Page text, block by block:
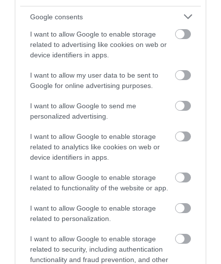
Google consents
I want to allow Google to enable storage
related to advertising like cookies on web or
device identifiers in apps.
I want to allow my user data to be sent to
Google for online advertising purposes.
I want to allow Google to send me
personalized advertising.
I want to allow Google to enable storage
related to analytics like cookies on web or
device identifiers in apps.
I want to allow Google to enable storage
related to functionality of the website or app.
I want to allow Google to enable storage
related to personalization.
I want to allow Google to enable storage
related to security, including authentication
functionality and fraud prevention, and other